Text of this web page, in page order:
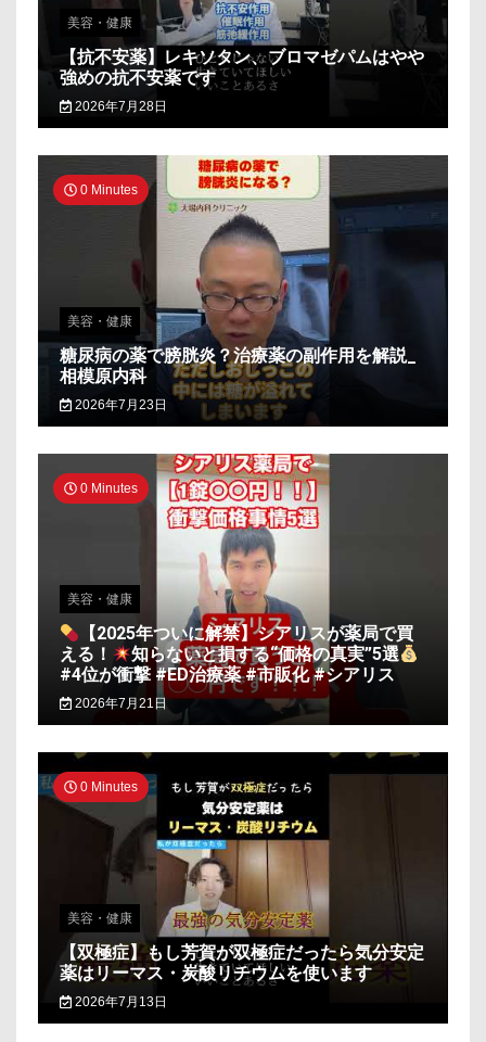
美容・健康
【抗不安薬】レキソタン、ブロマゼパムはやや
強めの抗不安薬です
2026年7月28日
0 Minutes
美容・健康
糖尿病の薬で膀胱炎？治療薬の副作用を解説_
相模原内科
2026年7月23日
0 Minutes
美容・健康
【2025年ついに解禁】シアリスが薬局で買
える！
知らないと損する“価格の真実”5選
#4位が衝撃 #ED治療薬 #市販化 #シアリス
2026年7月21日
0 Minutes
美容・健康
【双極症】もし芳賀が双極症だったら気分安定
薬はリーマス・炭酸リチウムを使います
2026年7月13日